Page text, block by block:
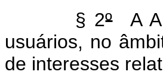
§ 2ºA
usuários, no
de interesses